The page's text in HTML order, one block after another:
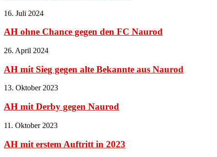
16. Juli 2024
AH ohne Chance gegen den FC Naurod
26. April 2024
AH mit Sieg gegen alte Bekannte aus Naurod
13. Oktober 2023
AH mit Derby gegen Naurod
11. Oktober 2023
AH mit erstem Auftritt in 2023